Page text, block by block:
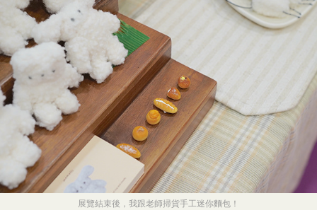
展覽結束後，我跟老師掃貨手工迷你麵包！